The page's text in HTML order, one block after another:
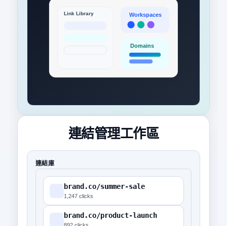
連結管理工作區
連結庫
brand.co/summer-sale
1,247 clicks
brand.co/product-launch